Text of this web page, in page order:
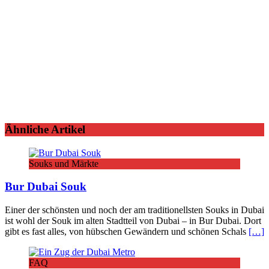
Ähnliche Artikel
Souks und Märkte
Bur Dubai Souk
Einer der schönsten und noch der am traditionellsten Souks in Dubai
ist wohl der Souk im alten Stadtteil von Dubai – in Bur Dubai. Dort
gibt es fast alles, von hübschen Gewändern und schönen Schals […]
FAQ